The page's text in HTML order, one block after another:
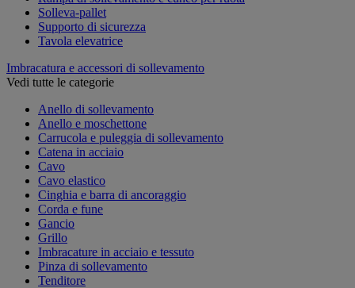
Solleva-pallet
Supporto di sicurezza
Tavola elevatrice
Imbracatura e accessori di sollevamento
Vedi tutte le categorie
Anello di sollevamento
Anello e moschettone
Carrucola e puleggia di sollevamento
Catena in acciaio
Cavo
Cavo elastico
Cinghia e barra di ancoraggio
Corda e fune
Gancio
Grillo
Imbracature in acciaio e tessuto
Pinza di sollevamento
Tenditore